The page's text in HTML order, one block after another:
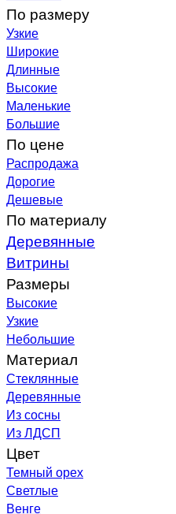
По размеру
Узкие
Широкие
Длинные
Высокие
Маленькие
Большие
По цене
Распродажа
Дорогие
Дешевые
По материалу
Деревянные
Витрины
Размеры
Высокие
Узкие
Небольшие
Материал
Стеклянные
Деревянные
Из сосны
Из ЛДСП
Цвет
Темный орех
Светлые
Венге